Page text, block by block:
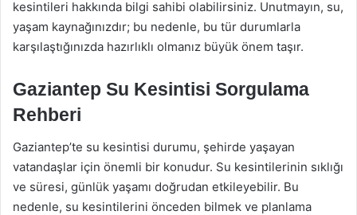
kesintileri hakkında bilgi sahibi olabilirsiniz. Unutmayın, su,
yaşam kaynağınızdır; bu nedenle, bu tür durumlarla
karşılaştığınızda hazırlıklı olmanız büyük önem taşır.
Gaziantep Su Kesintisi Sorgulama
Rehberi
Gaziantep’te su kesintisi durumu, şehirde yaşayan
vatandaşlar için önemli bir konudur. Su kesintilerinin sıklığı
ve süresi, günlük yaşamı doğrudan etkileyebilir. Bu
nedenle, su kesintilerini önceden bilmek ve planlama